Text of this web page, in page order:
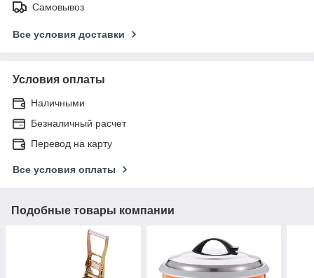
Самовывоз
Все условия доставки
Условия оплаты
Наличными
Безналичный расчет
Перевод на карту
Все условия оплаты
Подобные товары компании